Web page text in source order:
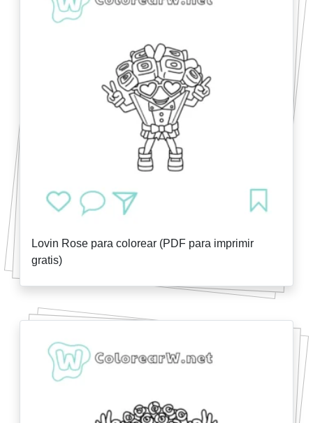
Lovin Rose para colorear (PDF para imprimir
gratis)